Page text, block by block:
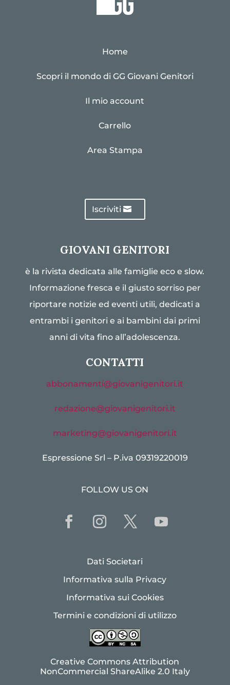
Home
Scopri il mondo di GG Giovani Genitori
Il mio account
Carrello
Area Stampa
Iscriviti
GIOVANI GENITORI
è la rivista dedicata alle famiglie eco e slow.
Informazione fresca e il giusto sorriso per
riportare notizie ed eventi utili, dedicati a
entrambi i genitori e ai bambini dai primi
anni di vita fino all’adolescenza.
CONTATTI
abbonamenti@giovanigenitori.it
redazione@giovanigenitori.it
marketing@giovanigenitori.it
Espressione Srl – P.iva 09319220019
FOLLOW US ON
Dati Societari
Informativa sulla Privacy
Informativa sui Cookies
Termini e condizioni di utilizzo
Creative Commons Attribution
NonCommercial ShareAlike 2.0 Italy